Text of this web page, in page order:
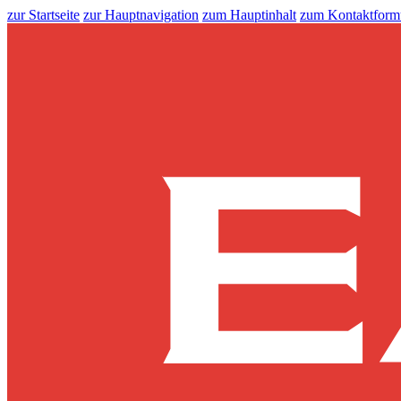
zur Startseite zur Hauptnavigation zum Hauptinhalt zum